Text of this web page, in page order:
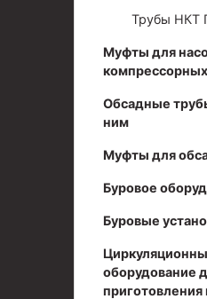
Трубы НКТ
Муфты для
Обсадные
ним
Муфты для
Буровое
Буровые
оборудование
приготовления